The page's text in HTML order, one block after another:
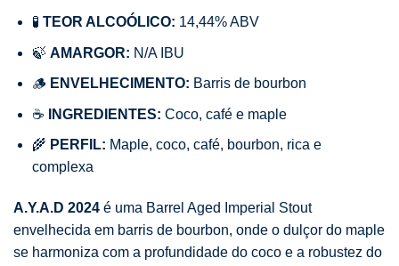
🧪 TEOR ALCOÓLICO: 14,44% ABV
🍃 AMARGOR: N/A IBU
🪵 ENVELHECIMENTO: Barris de bourbon
☕ INGREDIENTES: Coco, café e maple
🌾 PERFIL: Maple, coco, café, bourbon, rica e
complexa
A.Y.A.D 2024 é uma Barrel Aged Imperial Stout
envelhecida em barris de bourbon, onde o dulçor do maple
se harmoniza com a profundidade do coco e a robustez do